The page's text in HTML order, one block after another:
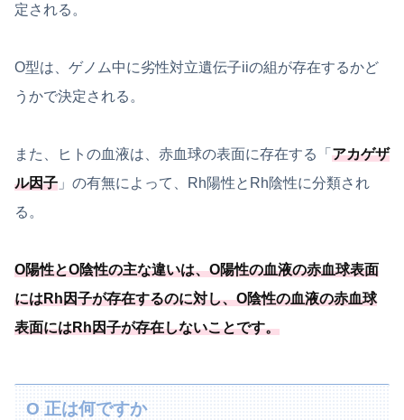
定される。
O型は、ゲノム中に劣性対立遺伝子iiの組が存在するかど
うかで決定される。
また、ヒトの血液は、赤血球の表面に存在する「 アカゲザ
ル因子 」の有無によって、Rh陽性とRh陰性に分類され
る。
O陽性とO陰性の主な違いは、O陽性の血液の赤血球表面
にはRh因子が存在するのに対し、O陰性の血液の赤血球
表面にはRh因子が存在しないことです。
O 正は何ですか